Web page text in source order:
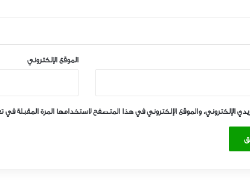
الموقع الإلكتروني
الإلكتروني، والموقع الإلكتروني في هذا المتصفح لاستخدامها المرة المقبلة في